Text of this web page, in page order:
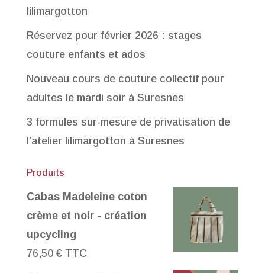
lilimargotton
Réservez pour février 2026 : stages
couture enfants et ados
Nouveau cours de couture collectif pour
adultes le mardi soir à Suresnes
3 formules sur-mesure de privatisation de
l’atelier lilimargotton à Suresnes
Produits
Cabas Madeleine coton
crème et noir - création
upcycling
76,50 € TTC